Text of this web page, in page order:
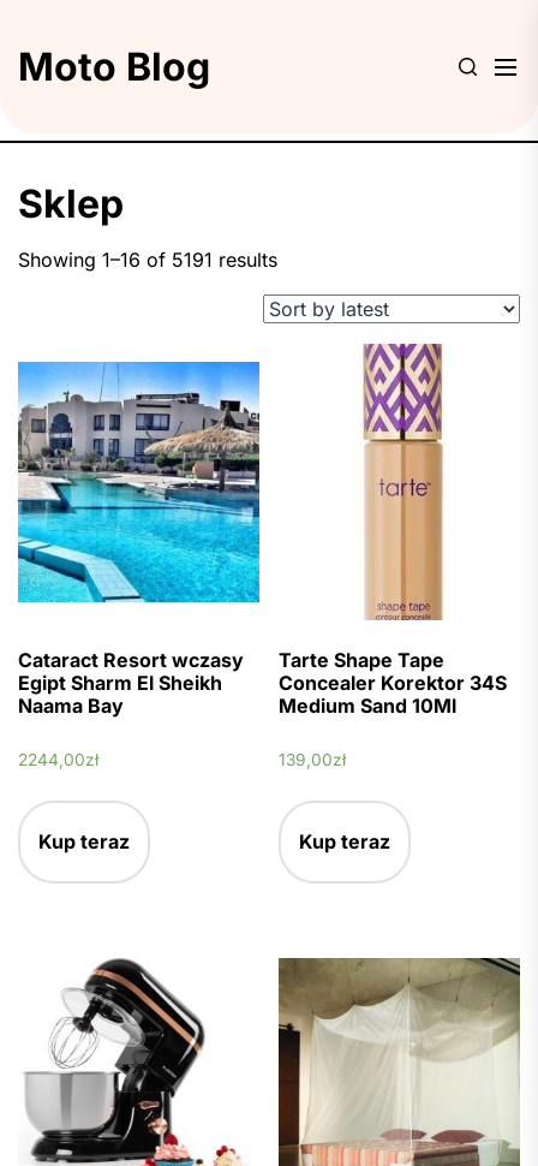
Moto Blog
Sklep
Showing 1–16 of 5191 results
Cataract Resort wczasy
Egipt Sharm El Sheikh
Naama Bay
2244,00zł
Kup teraz
Tarte Shape Tape
Concealer Korektor 34S
Medium Sand 10Ml
139,00zł
Kup teraz